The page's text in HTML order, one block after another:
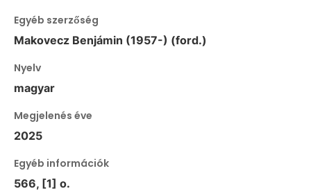
Egyéb szerzőség
Makovecz Benjámin (1957-) (ford.)
Nyelv
magyar
Megjelenés éve
2025
Egyéb információk
566, [1] o.